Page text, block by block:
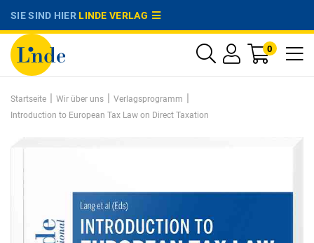
SIE SIND HIERLINDE VERLAG
0
Startseite | Wir über uns | Verlagsprogramm |
Introduction to European Tax Law on Direct Taxation